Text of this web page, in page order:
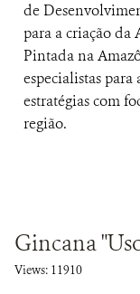
de
para a criação da
Pintada na
especialistas para
estratégias com
região.
Gincana
Views: 11910